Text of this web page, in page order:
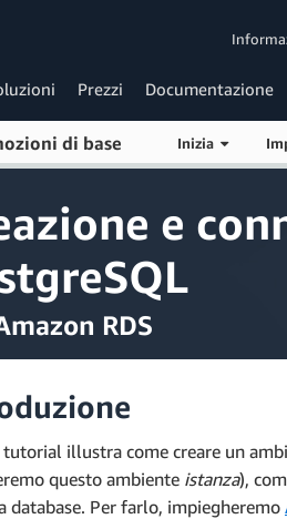
Prezzi Documentazione
di base Inizia
e
RDS
illustra come creare un
questo ambiente istanza),
database. Per farlo, impiegheremo